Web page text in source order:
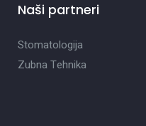
Naši partneri
Stomatologija
Zubna Tehnika